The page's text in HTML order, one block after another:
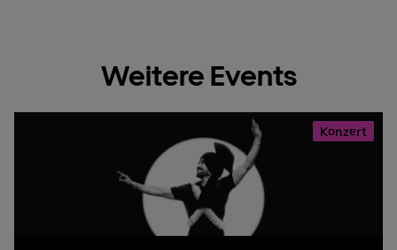
Weitere Events
Konzert